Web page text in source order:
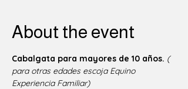
About the event
Cabalgata para mayores de 10 años. (
para otras edades escoja Equino
Experiencia Familiar)